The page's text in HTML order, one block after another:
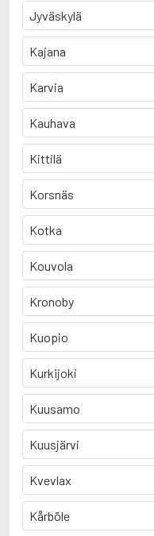
Jyväskylä
Kajana
Karvia
Kauhava
Kittilä
Korsnäs
Kotka
Kouvola
Kronoby
Kuopio
Kurkijoki
Kuusamo
Kuusjärvi
Kvevlax
Kårböle